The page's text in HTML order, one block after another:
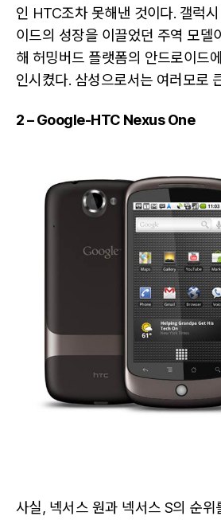
인 HTC조차 못해낸 것이다. 갤럭
이드의 성장을 이끌었던 주역 모델
해 허밍버드 플랫폼의 안드로이드
인시켰다. 삼성으로서는 여러모로
2 – Google-HTC Nexus One
사실, 넥서스 원과 넥서스 S의 순